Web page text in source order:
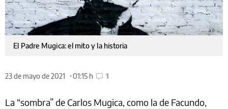
El Padre Mugica: el mito y la historia
23 de mayo de 2021 01:15 h 1
La “sombra” de Carlos Mugica, como la de Facundo,